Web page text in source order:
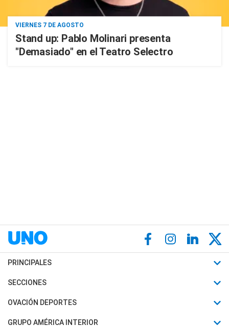
VIERNES 7 DE AGOSTO
Stand up: Pablo Molinari presenta
"Demasiado" en el Teatro Selectro
PRINCIPALES
Últimas Noticias
Política
SECCIONES
Horóscopo
Motores
OVACIÓN DEPORTES
Fútbol
GRUPO AMÉRICA INTERIOR